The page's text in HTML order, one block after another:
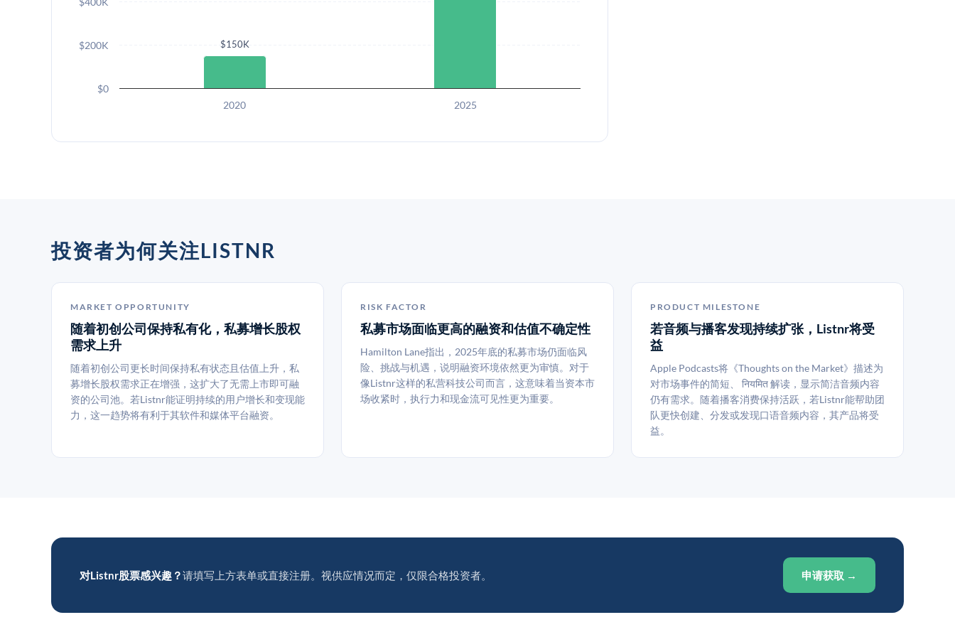
$150K
2020 2025
$0
$200K
投资者为何关注LISTNR
MARKET OPPORTUNITY
随着初创公司保持私有化，私募增长股权
需求上升
随着初创公司更长时间保持私有状态且估值上升，私
募增长股权需求正在增强，这扩大了无需上市即可融
资的公司池。若Listnr能证明持续的用户增长和变现能
力，这一趋势将有利于其软件和媒体平台融资。
RISK FACTOR
私募市场面临更高的融资和估值不确定性
Hamilton Lane指出，2025年底的私募市场仍面临风
险、挑战与机遇，说明融资环境依然更为审慎。对于
像Listnr这样的私营科技公司而言，这意味着当资本市
场收紧时，执行力和现金流可见性更为重要。
PRODUCT MILESTONE
若音频与播客发现持续扩张，Listnr将受
益
Apple Podcasts将《Thoughts on the Market》描述为
对市场事件的简短、 नियमित 解读，显示简洁音频内容
仍有需求。随着播客消费保持活跃，若Listnr能帮助团
队更快创建、分发或发现口语音频内容，其产品将受
益。
对Listnr股票感兴趣？请填写上方表单或直接注册。视供应情况而定，仅限合格投资者。 申请获取 →